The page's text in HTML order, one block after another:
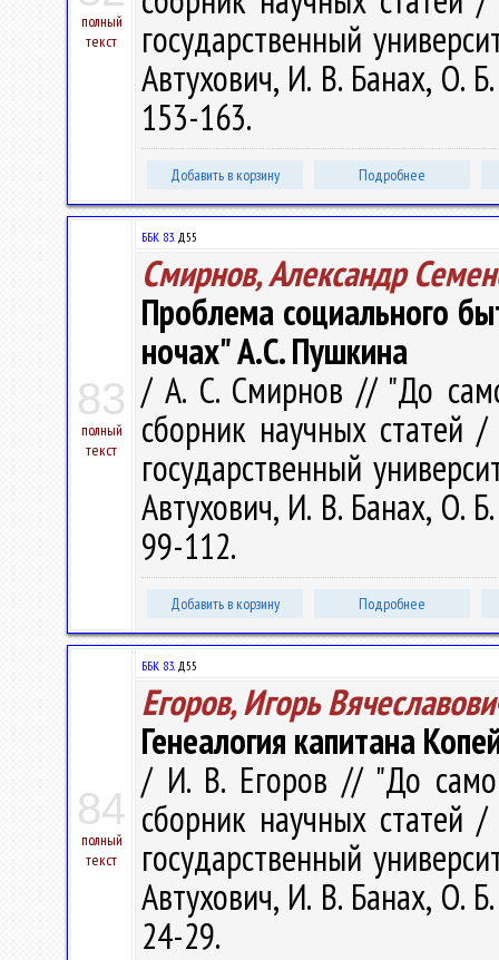
полный
текст
государственный
Автухович, И. В. Банах, О.
153-163.
Добавить в корзину Подробнее
83
полный
текст
ББК 83.Д55
Смирнов, Александр
Проблема социального
ночах" А.С. Пушкина
/ А. С. Смирнов // "До
сборник научных статей
государственный
Автухович, И. В. Банах, О.
99-112.
Добавить в корзину Подробнее
84
полный
текст
ББК 83.Д55
Егоров, Игорь
Генеалогия капитана
/ И. В. Егоров // "До
сборник научных статей
государственный
Автухович, И. В. Банах, О.
24-29.